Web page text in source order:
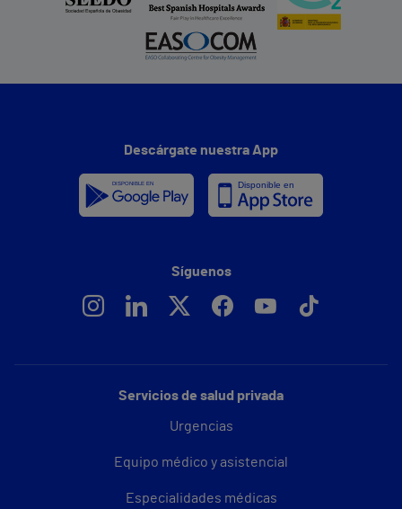
Servicios de salud privada
Urgencias
Equipo médico y asistencial
Especialidades médicas
Descárgate nuestra App
Síguenos